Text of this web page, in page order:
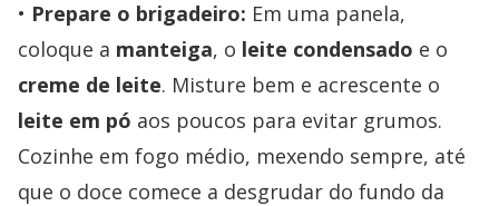
Prepare o brigadeiro: Em uma panela,
coloque a manteiga, o leite condensado e o
creme de leite. Misture bem e acrescente o
leite em pó aos poucos para evitar grumos.
Cozinhe em fogo médio, mexendo sempre, até
que o doce comece a desgrudar do fundo da